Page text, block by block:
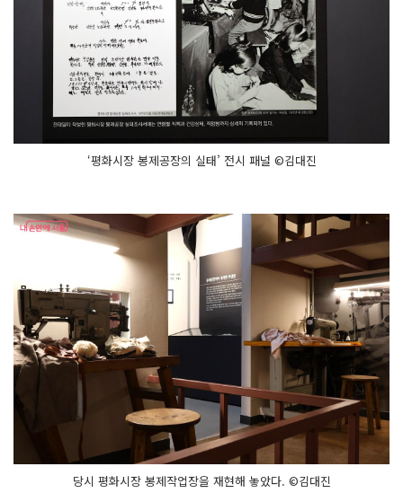
‘평화시장 봉제공장의 실태’ 전시 패널 ©김대진
당시 평화시장 봉제작업장을 재현해 놓았다. ©김대진